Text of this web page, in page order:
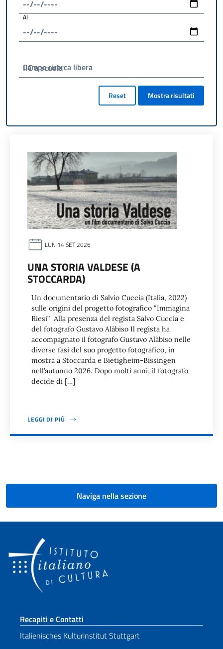
Al
Campo ricerca libera
Reset Mostra risultati
LUN 14 SET 2026
UNA STORIA VALDESE (A
STOCCARDA)
Un documentario di Salvio Cuccia (Italia, 2022)
sulle origini del progetto fotografico “Immagina
Riesi” Alla presenza del regista Salvo Cuccia e
del fotografo Gustavo Alàbiso Il regista ha
accompagnato il fotografo Gustavo Alàbiso nelle
diverse fasi del suo progetto fotografico, in
mostra a Stoccarda e Bietigheim-Bissingen
nell’autunno 2026. Dopo molti anni, il fotografo
decide di […]
LEGGI DI PIÙ
Naviga nella sezione
Sezione footer
Recapiti e Contatti
Italienisches Kulturinstitut Stuttgart